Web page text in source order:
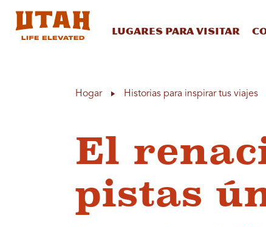
Lugares para visitar
Hogar Historias para inspirar tus viajes
El
pistas